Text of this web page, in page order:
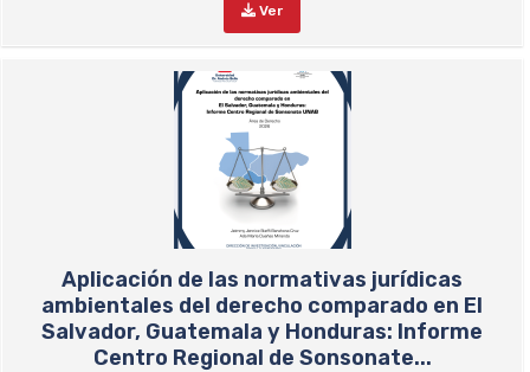
Ver
Aplicación de las normativas jurídicas
ambientales del derecho comparado en El
Salvador, Guatemala y Honduras: Informe
Centro Regional de Sonsonate...